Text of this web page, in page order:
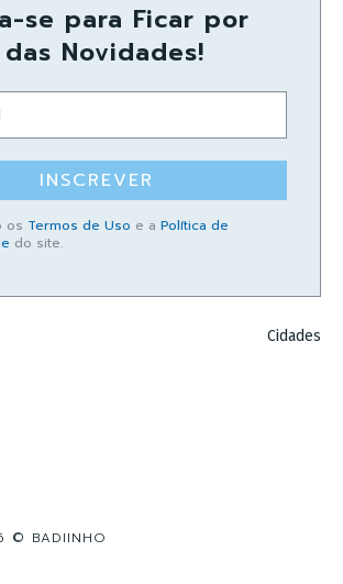
se para Ficar por
Novidades!
INSCREVER
os Termos de Uso e a Política de
do site.
Cidades
© BADIINHO